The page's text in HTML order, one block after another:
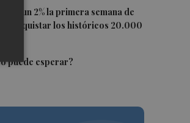
un 2% la primera semana de
conquistar los históricos 20.000
puede esperar?